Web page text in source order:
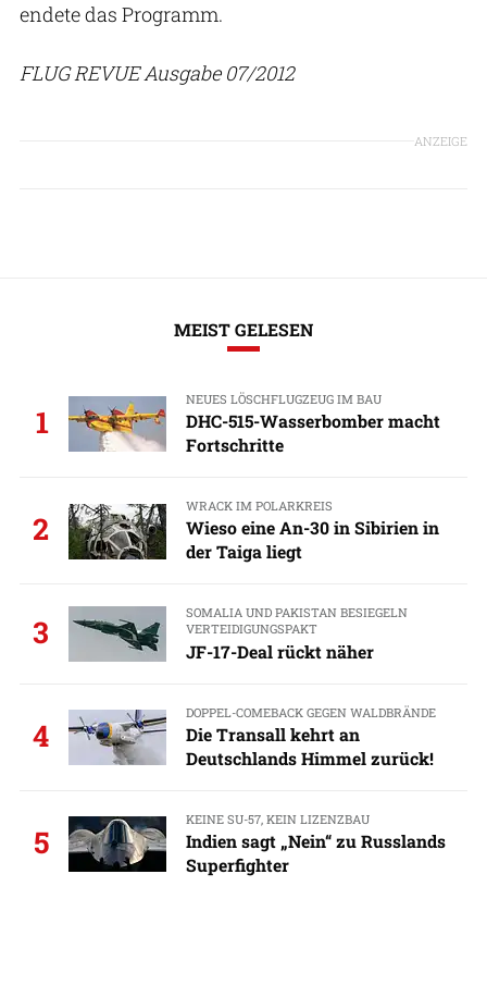
endete das Programm.
FLUG REVUE Ausgabe 07/2012
ANZEIGE
MEIST GELESEN
1
NEUES LÖSCHFLUGZEUG IM BAU
DHC-515-Wasserbomber macht
Fortschritte
2
WRACK IM POLARKREIS
Wieso eine An-30 in Sibirien in
der Taiga liegt
3
SOMALIA UND PAKISTAN BESIEGELN
VERTEIDIGUNGSPAKT
JF-17-Deal rückt näher
4
DOPPEL-COMEBACK GEGEN WALDBRÄNDE
Die Transall kehrt an
Deutschlands Himmel zurück!
5
KEINE SU-57, KEIN LIZENZBAU
Indien sagt „Nein“ zu Russlands
Superfighter